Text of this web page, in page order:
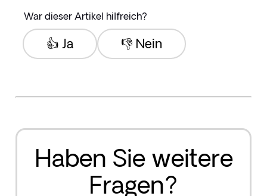
War dieser Artikel hilfreich?
👎 Nein
👍 Ja
Haben Sie weitere
Fragen?